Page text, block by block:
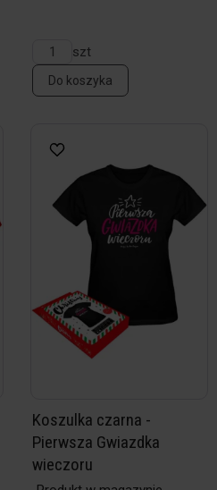
szt
Do koszyka
Koszulka czarna -
Pierwsza Gwiazdka
wieczoru